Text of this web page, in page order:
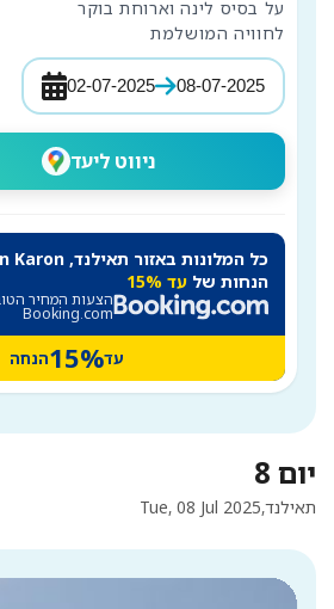
לחוויה המושלמת
02-07-2025 08-07-2025
ניווט ליעד
הנחות של עד 15%
הצעות המחיר
Booking.com
עד15%הנחה
יום 8
Tue, 08 Jul 2025תאילנד,